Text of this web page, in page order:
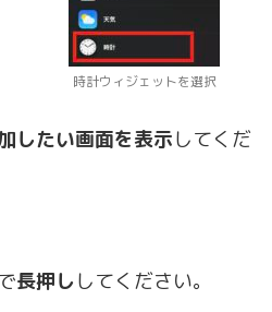
時計ウィジェットを選択
したい画面を表示してくだ
長押し してください。